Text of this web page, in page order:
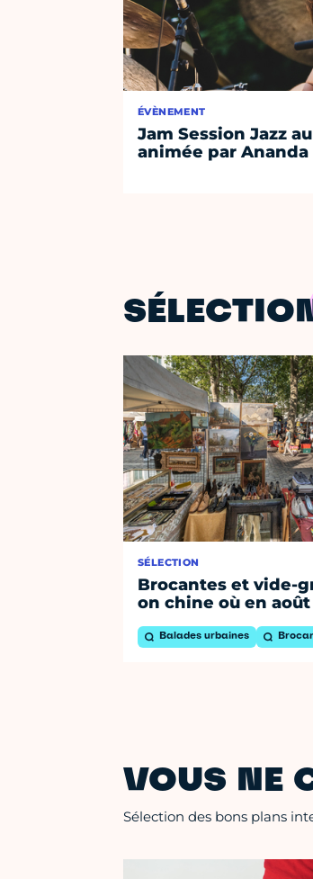
ÉVÈNEMENT
Jam Session Jazz
animée par Ananda
SÉLECTION
Brocantes et vide-
on chine où en août
Balades urbaines
VOUS NE
Sélection des bons plans